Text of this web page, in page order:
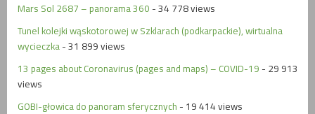
Mars Sol 2687 – panorama 360 - 34 778 views
Tunel kolejki wąskotorowej w Szklarach (podkarpackie), wirtualna
wycieczka - 31 899 views
13 pages about Coronavirus (pages and maps) – COVID-19 - 29 913
views
GOBI-głowica do panoram sferycznych - 19 414 views